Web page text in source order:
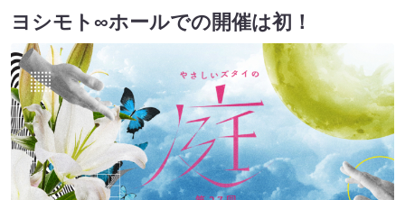
ヨシモト∞ホールでの開催は初！